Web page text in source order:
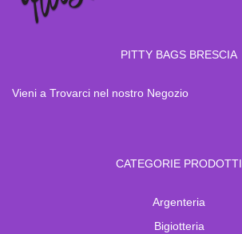
PITTY BAGS BRESCIA
Vieni a Trovarci nel nostro Negozio
CATEGORIE PRODOTTI
Argenteria
Bigiotteria